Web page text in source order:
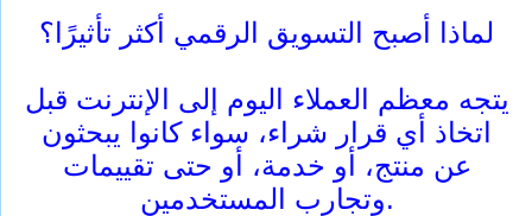
لماذا أصبح التسويق الرقمي أكثر تأثيرًا؟
يتجه معظم العملاء اليوم إلى الإنترنت قبل
اتخاذ أي قرار شراء، سواء كانوا يبحثون
عن منتج، أو خدمة، أو حتى تقييمات
وتجارب المستخدمين.